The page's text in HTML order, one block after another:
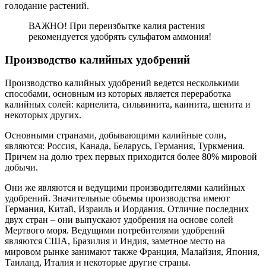
голодание растений.
ВАЖНО! При переизбытке калия растения
рекомендуется удобрять сульфатом аммония!
Производство калийных удобрений
Производство калийных удобрений ведется несколькими
способами, основным из которых является переработка
калийных солей: карнелита, сильвинита, каинита, шенита и
некоторых других.
Основными странами, добывающими калийные соли,
являются: Россия, Канада, Беларусь, Германия, Туркмения.
Причем на долю трех первых приходится более 80% мировой
добычи.
Они же являются и ведущими производителями калийных
удобрений. Значительные объемы производства имеют
Германия, Китай, Израиль и Иордания. Отличие последних
двух стран – они выпускают удобрения на основе солей
Мертвого моря. Ведущими потребителями удобрений
являются США, Бразилия и Индия, заметное место на
мировом рынке занимают также Франция, Малайзия, Япония,
Таиланд, Италия и некоторые другие страны.